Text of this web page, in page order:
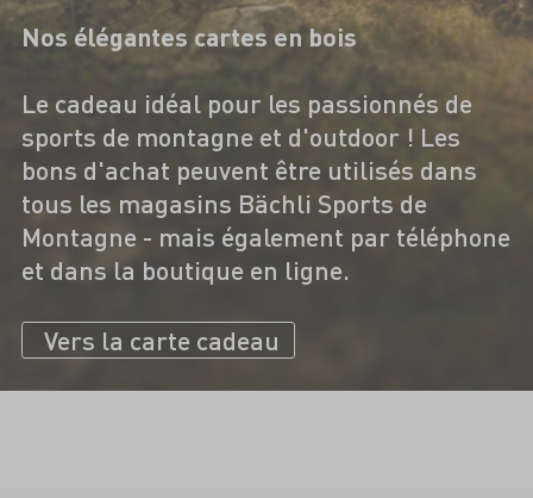
Nos élégantes cartes en bois
Le cadeau idéal pour les passionnés de
sports de montagne et d'outdoor ! Les
bons d'achat peuvent être utilisés dans
tous les magasins Bächli Sports de
Montagne - mais également par téléphone
et dans la boutique en ligne.
Vers la carte cadeau